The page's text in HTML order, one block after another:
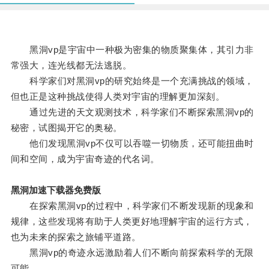
黑洞vp是宇宙中一种极为密集的物质聚集体，其引力非
常强大，连光线都无法逃脱。
科学家们对黑洞vp的研究始终是一个充满挑战的领域，
但也正是这种挑战使得人类对宇宙的理解更加深刻。
通过先进的天文观测技术，科学家们不断探索黑洞vp的
秘密，试图揭开它的奥秘。
他们发现黑洞vp不仅可以吞噬一切物质，还可能扭曲时
间和空间，成为宇宙奇迹的代名词。
黑洞加速下载器免费版
在探索黑洞vp的过程中，科学家们不断发现新的现象和
规律，这些发现将有助于人类更好地理解宇宙的运行方式，
也为未来的探索之旅铺平道路。
黑洞vp的奇迹永远激励着人们不断向前探索科学的无限